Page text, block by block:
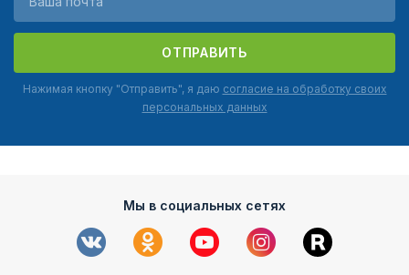
ОТПРАВИТЬ
Нажимая кнопку "Отправить", я даю согласие на обработку своих
персональных данных
Мы в социальных сетях